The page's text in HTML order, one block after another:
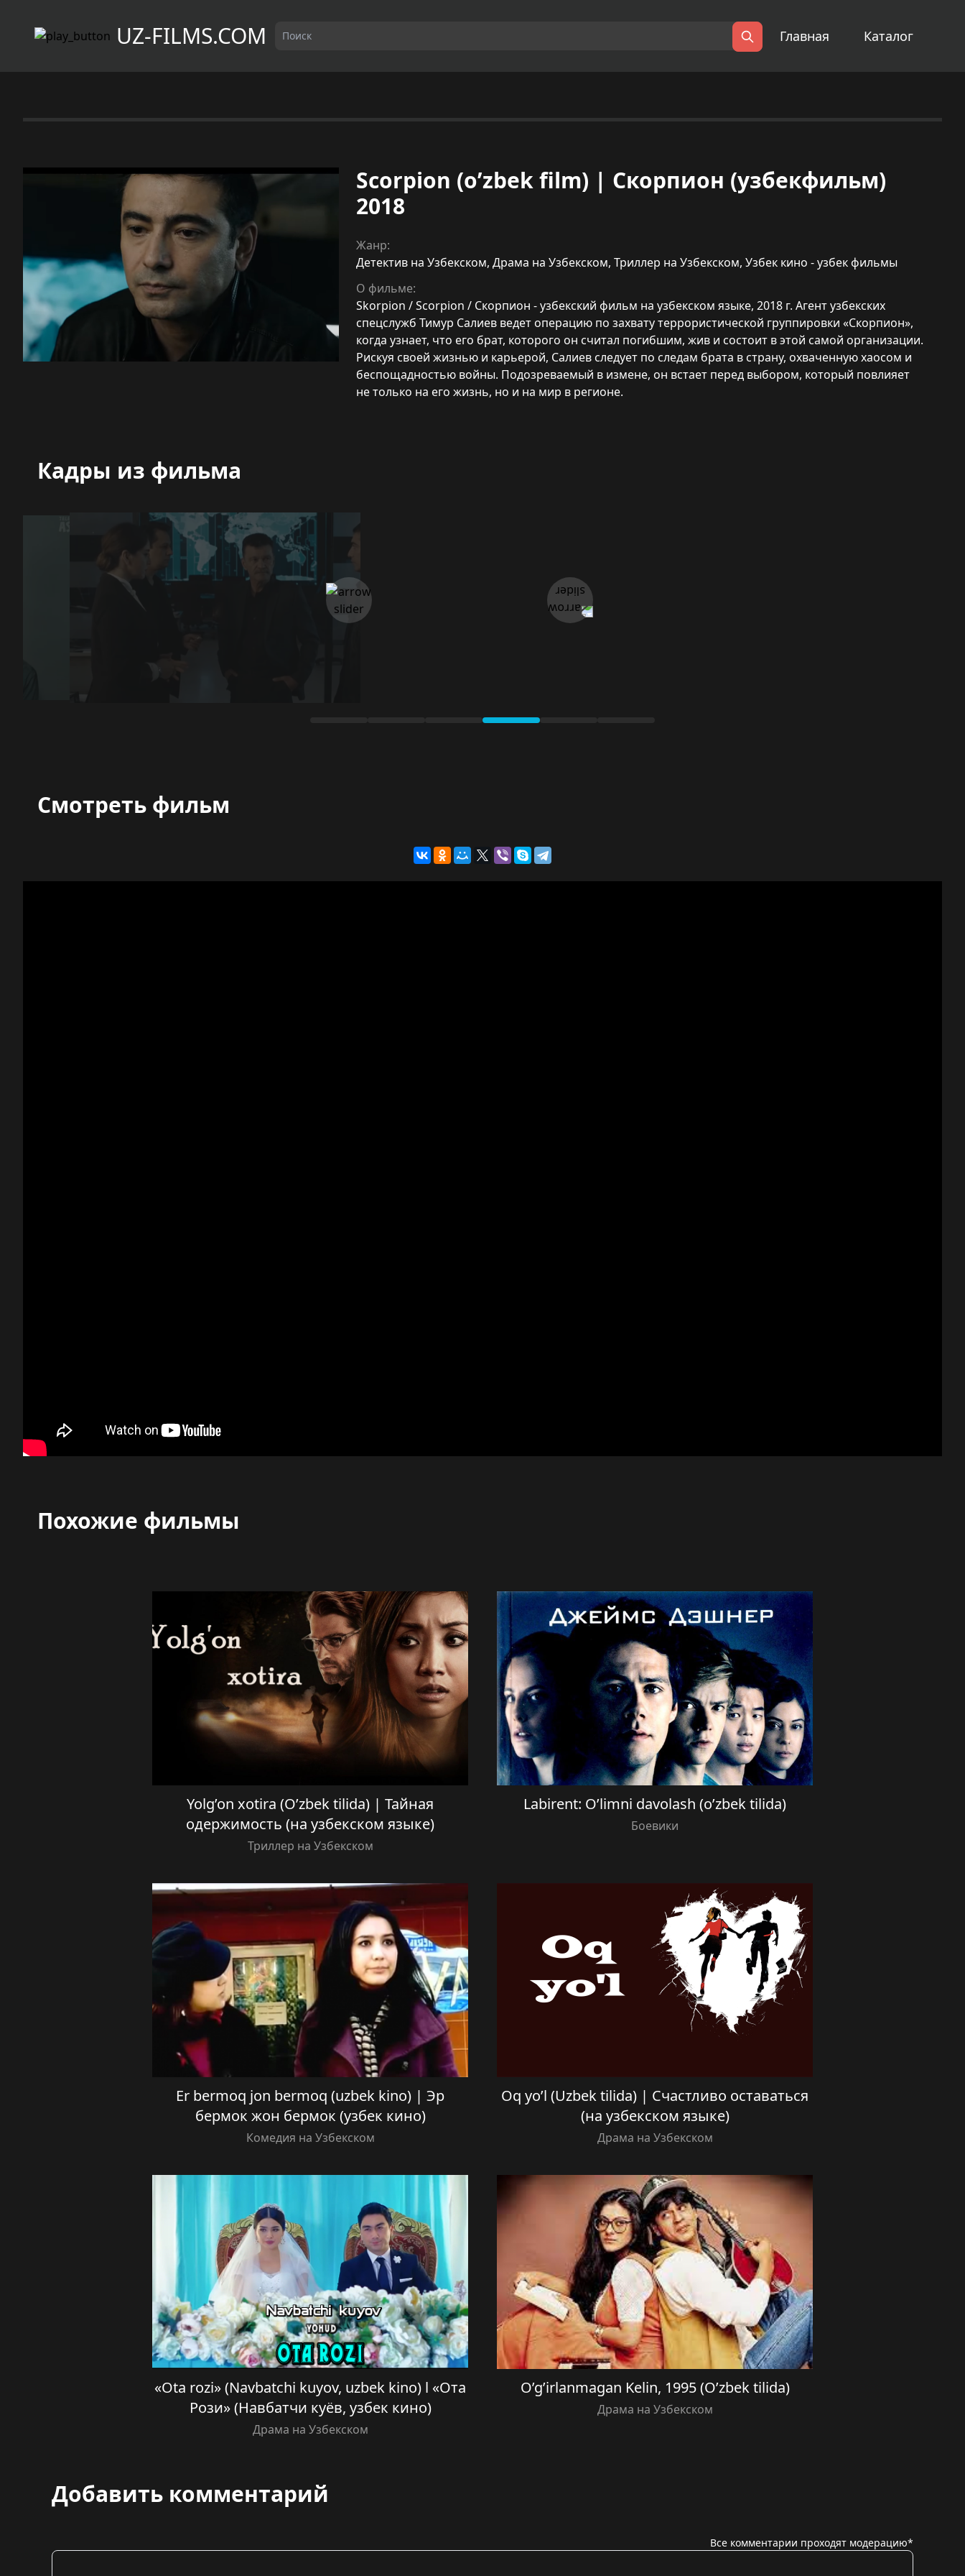
UZ-FILMS.COM Поиск
Главная Каталог
Scorpion (o’zbek film) | Скорпион (узбекфильм)
2018
Жанр:
Детектив на Узбекском, Драма на Узбекском, Триллер на Узбекском, Узбек кино - узбек фильмы
О фильме:
Skorpion / Scorpion / Скорпион - узбекский фильм на узбекском языке, 2018 г. Агент узбекских
спецслужб Тимур Салиев ведет операцию по захвату террористической группировки «Скорпион»,
когда узнает, что его брат, которого он считал погибшим, жив и состоит в этой самой организации.
Рискуя своей жизнью и карьерой, Салиев следует по следам брата в страну, охваченную хаосом и
беспощадностью войны. Подозреваемый в измене, он встает перед выбором, который повлияет
не только на его жизнь, но и на мир в регионе.
Кадры из фильма
Смотреть фильм
Похожие фильмы
Yolg’on xotira (O’zbek tilida) | Тайная
одержимость (на узбекском языке)
Триллер на Узбекском
Labirent: O’limni davolash (o’zbek tilida)
Боевики
Er bermoq jon bermoq (uzbek kino) | Эр
бермок жон бермок (узбек кино)
Комедия на Узбекском
Oq yo’l (Uzbek tilida) | Счастливо оставаться
(на узбекском языке)
Драма на Узбекском
«Ota rozi» (Navbatchi kuyov, uzbek kino) l «Ота
Рози» (Навбатчи куёв, узбек кино)
Драма на Узбекском
O’g’irlanmagan Kelin, 1995 (O’zbek tilida)
Драма на Узбекском
Добавить комментарий
Все комментарии проходят модерацию*